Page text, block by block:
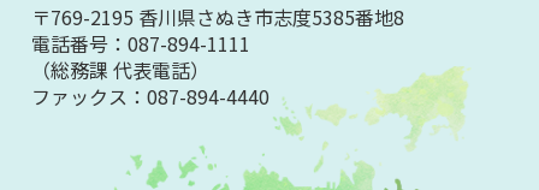
〒769-2195 香川県さぬき市志度5385番地8
電話番号：087-894-1111
（総務課 代表電話）
ファックス：087-894-4440